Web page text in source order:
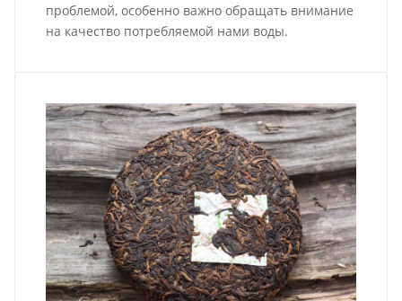
проблемой, особенно важно обращать внимание
на качество потребляемой нами воды.